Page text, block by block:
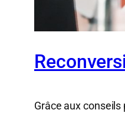
Grâce aux